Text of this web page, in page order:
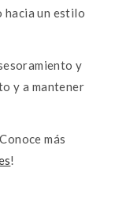
hacia un estilo
y
y a mantener
más
!